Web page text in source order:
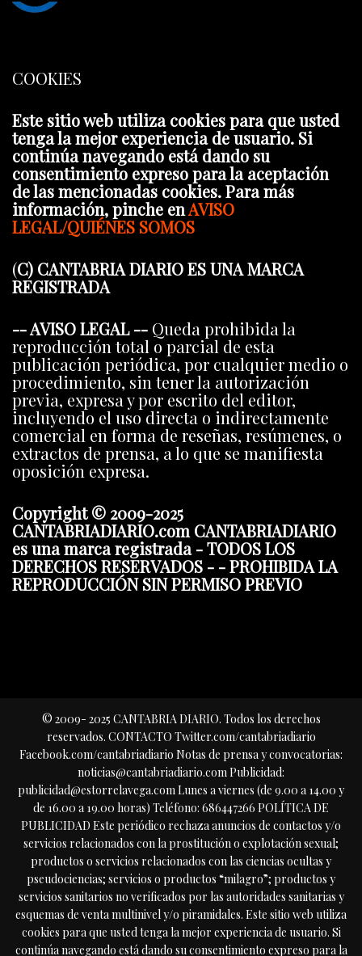
COOKIES
Este sitio web utiliza cookies para que usted
tenga la mejor experiencia de usuario. Si
continúa navegando está dando su
consentimiento expreso para la aceptación
de las mencionadas cookies. Para más
información, pinche enAVISO
LEGAL/QUIÉNES SOMOS
(C) CANTABRIA DIARIO ES UNA MARCA
REGISTRADA
-- AVISO LEGAL -- Queda prohibida la
reproducción total o parcial de esta
publicación periódica, por cualquier medio o
procedimiento, sin tener la autorización
previa, expresa y por escrito del editor,
incluyendo el uso directa o indirectamente
comercial en forma de reseñas, resúmenes, o
extractos de prensa, a lo que se manifiesta
oposición expresa.
Copyright © 2009-2025
CANTABRIADIARIO.com CANTABRIADIARIO
es una marca registrada - TODOS LOS
DERECHOS RESERVADOS - - PROHIBIDA LA
REPRODUCCIÓN SIN PERMISO PREVIO
© 2009- 2025 CANTABRIA DIARIO. Todos los derechos
reservados. CONTACTO Twitter.com/cantabriadiario
Facebook.com/cantabriadiario Notas de prensa y convocatorias:
noticias@cantabriadiario.com Publicidad:
publicidad@estorrelavega.com Lunes a viernes (de 9.00 a 14.00 y
de 16.00 a 19.00 horas) Teléfono: 686447266 POLÍTICA DE
PUBLICIDAD Este periódico rechaza anuncios de contactos y/o
servicios relacionados con la prostitución o explotación sexual;
productos o servicios relacionados con las ciencias ocultas y
pseudociencias; servicios o productos “milagro”; productos y
servicios sanitarios no verificados por las autoridades sanitarias y
esquemas de venta multinivel y/o piramidales. Este sitio web utiliza
cookies para que usted tenga la mejor experiencia de usuario. Si
continúa navegando está dando su consentimiento expreso para la